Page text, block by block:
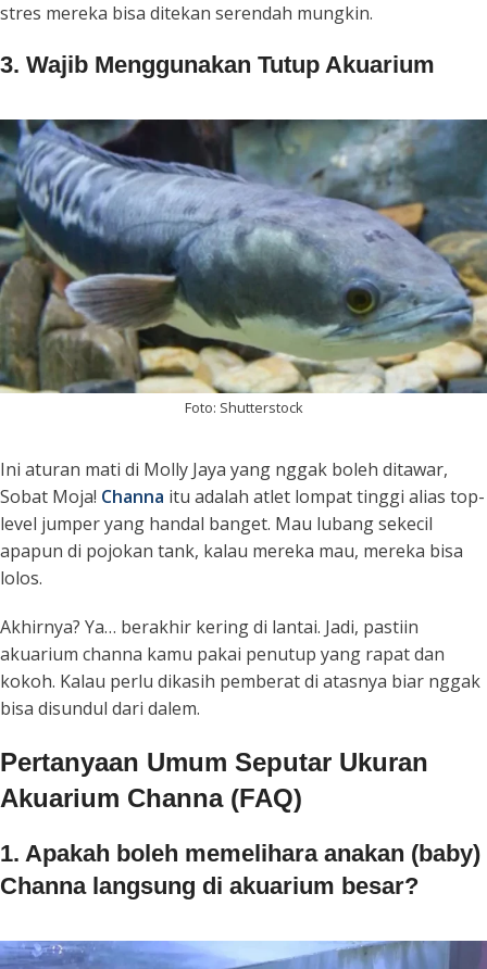
stres mereka bisa ditekan serendah mungkin.
3. Wajib Menggunakan Tutup Akuarium
Foto: Shutterstock
Ini aturan mati di Molly Jaya yang nggak boleh ditawar,
Sobat Moja! Channa itu adalah atlet lompat tinggi alias top-
level jumperyang handal banget. Mau lubang sekecil
apapun di pojokan tank, kalau mereka mau, mereka bisa
lolos.
Akhirnya? Ya… berakhir kering di lantai. Jadi, pastiin
akuarium channa kamu pakai penutup yang rapat dan
kokoh. Kalau perlu dikasih pemberat di atasnya biar nggak
bisa disundul dari dalem.
Pertanyaan Umum Seputar Ukuran
Akuarium Channa (FAQ)
1. Apakah boleh memelihara anakan (baby)
Channa langsung di akuarium besar?